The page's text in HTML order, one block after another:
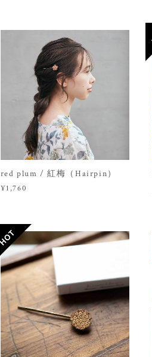
red plum / 紅梅（Hairpin）
¥1,760